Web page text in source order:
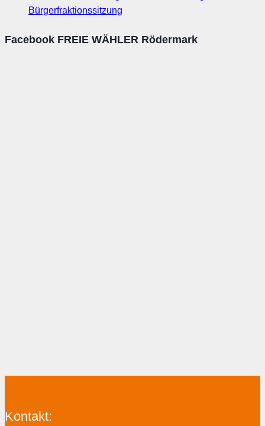
Bürgerfraktionssitzung
Facebook FREIE WÄHLER Rödermark
Kontakt: